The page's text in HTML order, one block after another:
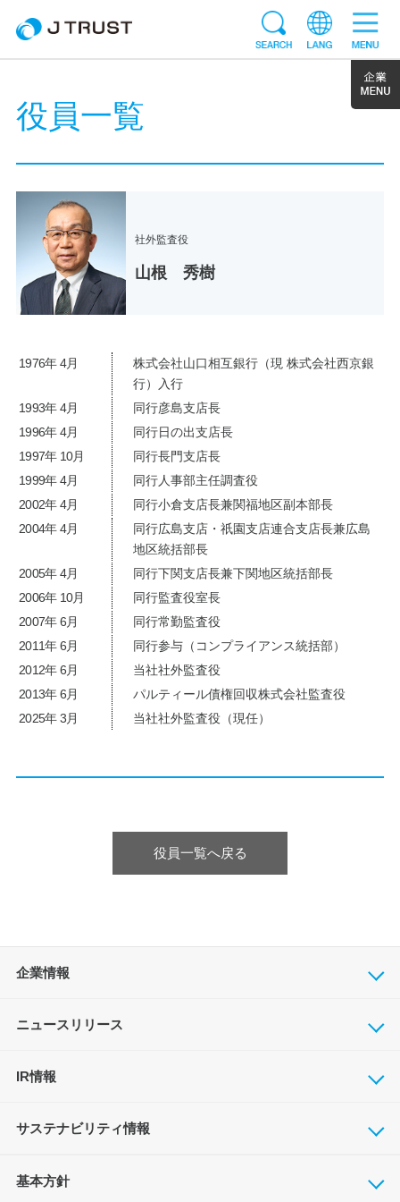
役員一覧
社外監査役
山根 秀樹
1976年 4月
株式会社山口相互銀行（現 株式会社西京銀
行）入行
1993年 4月
同行彦島支店長
1996年 4月
同行日の出支店長
1997年 10月
同行長門支店長
1999年 4月
同行人事部主任調査役
2002年 4月
同行小倉支店長兼関福地区副本部長
2004年 4月
同行広島支店・祇園支店連合支店長兼広島
地区統括部長
2005年 4月
同行下関支店長兼下関地区統括部長
2006年 10月
同行監査役室長
2007年 6月
同行常勤監査役
2011年 6月
同行参与（コンプライアンス統括部）
2012年 6月
当社社外監査役
2013年 6月
パルティール債権回収株式会社監査役
2025年 3月
当社社外監査役（現任）
役員一覧へ戻る
企業情報
ニュースリリース
IR情報
サステナビリティ情報
基本方針